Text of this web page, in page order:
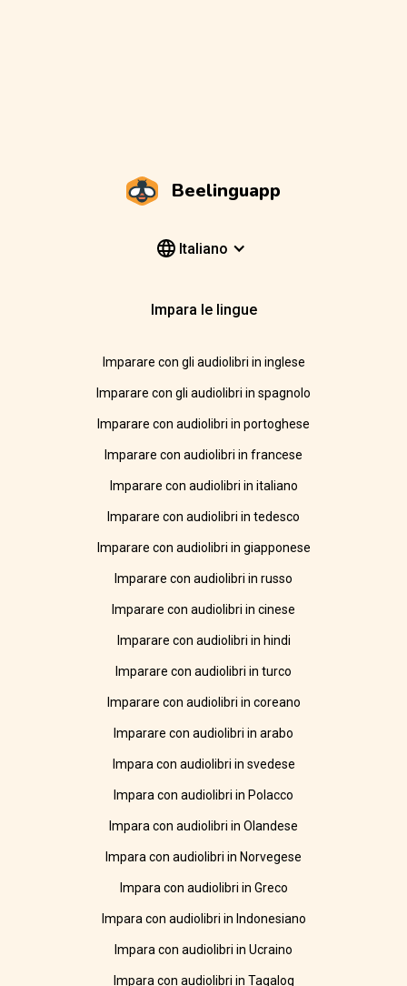
Beelinguapp
Italiano
Impara le lingue
Imparare con gli audiolibri in inglese
Imparare con gli audiolibri in spagnolo
Imparare con audiolibri in portoghese
Imparare con audiolibri in francese
Imparare con audiolibri in italiano
Imparare con audiolibri in tedesco
Imparare con audiolibri in giapponese
Imparare con audiolibri in russo
Imparare con audiolibri in cinese
Imparare con audiolibri in hindi
Imparare con audiolibri in turco
Imparare con audiolibri in coreano
Imparare con audiolibri in arabo
Impara con audiolibri in svedese
Impara con audiolibri in Polacco
Impara con audiolibri in Olandese
Impara con audiolibri in Norvegese
Impara con audiolibri in Greco
Impara con audiolibri in Indonesiano
Impara con audiolibri in Ucraino
Impara con audiolibri in Tagalog